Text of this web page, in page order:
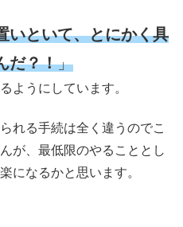
いといて、とにかく具
だ？！」
ようにしています。
れる手続は全く違うのでこ
が、最低限のやることとし
になるかと思います。